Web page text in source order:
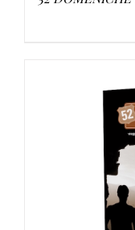
AGGIUNGI